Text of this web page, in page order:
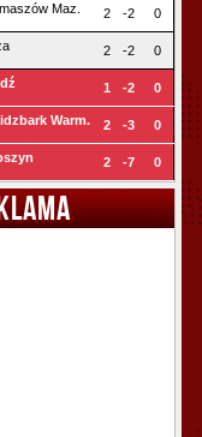
Maz. 2 -2 0
2 -2 0
1 -2 0
Warm. 2 -3 0
2 -7 0